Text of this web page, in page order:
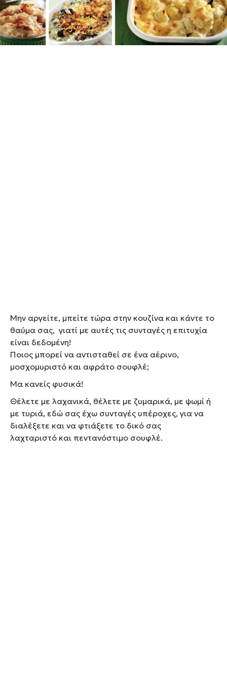
λαχταριστό και πεντανόστιμο σουφλέ.
Μην αργείτε, μπείτε τώρα στην κουζίνα και κάντε το
θαύμα σας, γιατί με αυτές τις συνταγές η επιτυχία
είναι δεδομένη!
Ποιος μπορεί να αντισταθεί σε ένα αέρινο,
μοσχομυριστό και αφράτο σουφλέ;
Μα κανείς φυσικά!
Θέλετε με λαχανικά, θέλετε με ζυμαρικά, με ψωμί ή
με τυριά, εδώ σας έχω συνταγές υπέροχες, για να
διαλέξετε και να φτιάξετε το δικό σας
λαχταριστό και πεντανόστιμο σουφλέ.